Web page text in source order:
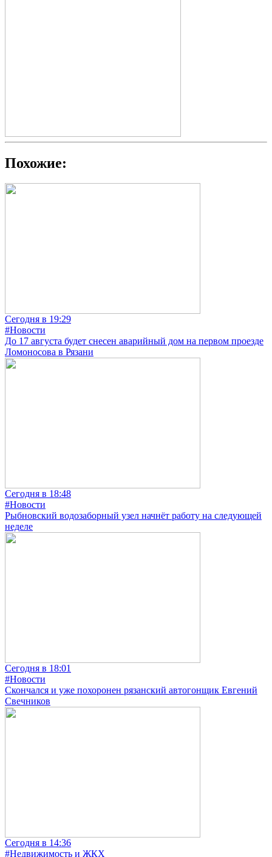
Похожие:
Сегодня в 19:29
#Новости
До 17 августа будет снесен аварийный дом на первом проезде
Ломоносова в Рязани
Сегодня в 18:48
#Новости
Рыбновский водозаборный узел начнёт работу на следующей
неделе
Сегодня в 18:01
#Новости
Скончался и уже похоронен рязанский автогонщик Евгений
Свечников
Сегодня в 14:36
#Недвижимость и ЖКХ